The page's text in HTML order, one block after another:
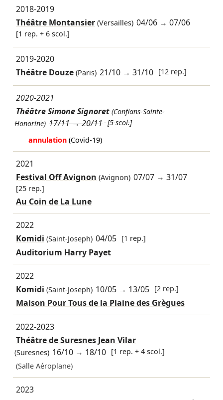
2018-2019
Théâtre Montansier(Versailles) 04/06 →07/06
[1 rep. + 6 scol.]
2019-2020
Théâtre Douze(Paris) 21/10 →31/10 [12 rep.]
2020-2021
Théâtre Simone Signoret(Conflans-Sainte-
Honorine) 17/11→20/11 [5 scol.]
annulation (Covid-19)
2021
Festival Off Avignon (Avignon) 07/07 →31/07
[25 rep.]
Au Coin de La Lune
2022
Komidi (Saint-Joseph) 04/05 [1 rep.]
Auditorium Harry Payet
2022
Komidi (Saint-Joseph) 10/05 → 13/05 [2 rep.]
Maison Pour Tous de la Plaine des Grègues
2022-2023
Théâtre de Suresnes Jean Vilar
(Suresnes) 16/10 → 18/10 [1 rep. + 4 scol.]
(Salle Aéroplane)
2023